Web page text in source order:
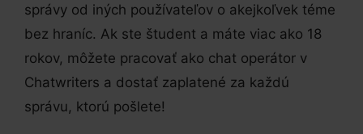
správy od iných používateľov o akejkoľvek téme
bez hraníc. Ak ste študent a máte viac ako 18
rokov, môžete pracovať ako chat operátor v
Chatwriters a dostať zaplatené za každú
správu, ktorú pošlete!